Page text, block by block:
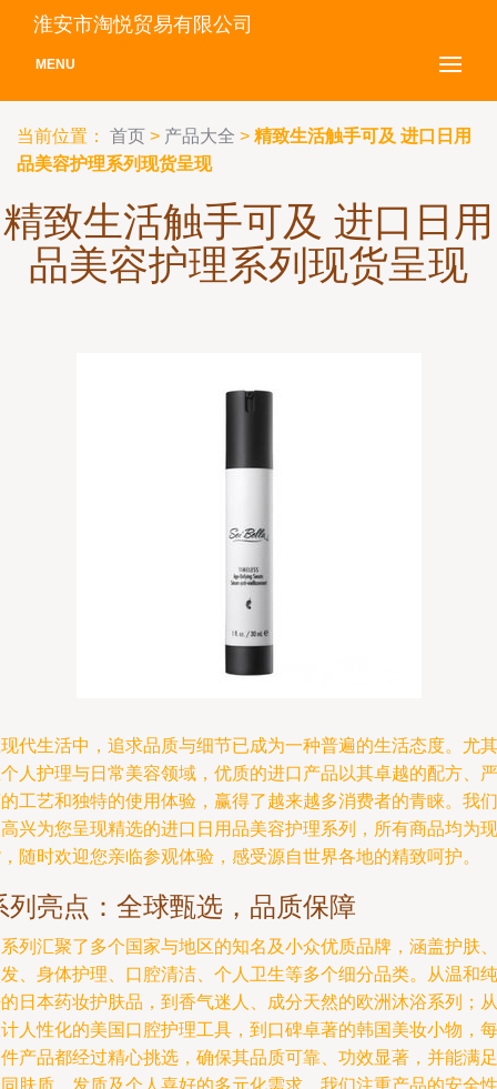
淮安市淘悦贸易有限公司
MENU
当前位置： 首页 > 产品大全 > 精致生活触手可及 进口日用
品美容护理系列现货呈现
精致生活触手可及 进口日用
品美容护理系列现货呈现
代生活中，追求品质与细节已成为一种普遍的生活态度。尤其
人护理与日常美容领域，优质的进口产品以其卓越的配方、严
工艺和独特的使用体验，赢得了越来越多消费者的青睐。我们
兴为您呈现精选的进口日用品美容护理系列，所有商品均为现
随时欢迎您亲临参观体验，感受源自世界各地的精致呵护。
列亮点：全球甄选，品质保障
列汇聚了多个国家与地区的知名及小众优质品牌，涵盖护肤、
、身体护理、口腔清洁、个人卫生等多个细分品类。从温和纯
日本药妆护肤品，到香气迷人、成分天然的欧洲沐浴系列；从
人性化的美国口腔护理工具，到口碑卓著的韩国美妆小物，每
产品都经过精心挑选，确保其品质可靠、功效显著，并能满足
肤质、发质及个人喜好的多元化需求。我们注重产品的安全性